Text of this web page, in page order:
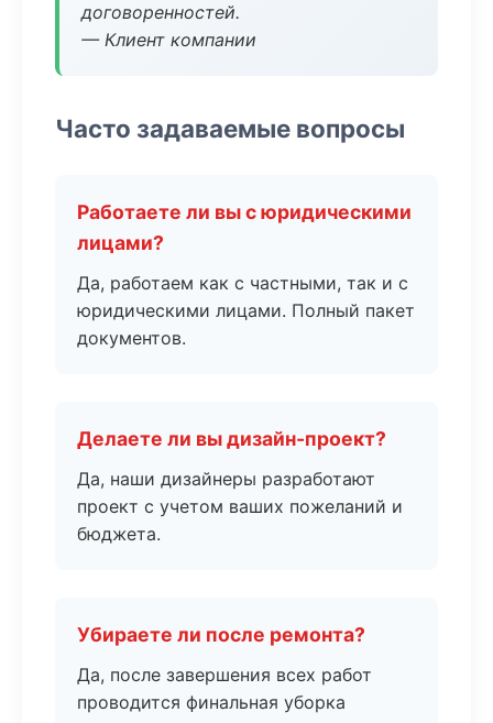
договоренностей.
— Клиент компании
Часто задаваемые вопросы
Работаете ли вы с юридическими
лицами?
Да, работаем как с частными, так и с
юридическими лицами. Полный пакет
документов.
Делаете ли вы дизайн-проект?
Да, наши дизайнеры разработают
проект с учетом ваших пожеланий и
бюджета.
Убираете ли после ремонта?
Да, после завершения всех работ
проводится финальная уборка